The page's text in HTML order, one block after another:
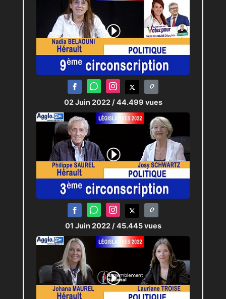
02 Juin 2022 / 44.499 vues
01 Juin 2022 / 45.445 vues